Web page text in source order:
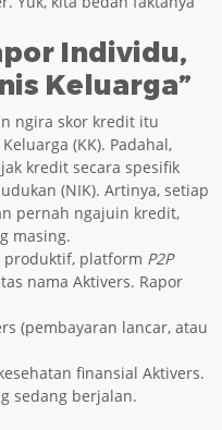
Individu,
Keluarga”
ngira skor kredit itu
(KK). Padahal,
kredit secara spesifik
(NIK). Artinya, setiap
pernah ngajuin kredit,
masing.
produktif, platform P2P
nama Aktivers. Rapor
(pembayaran lancar, atau
finansial Aktivers.
sedang berjalan.